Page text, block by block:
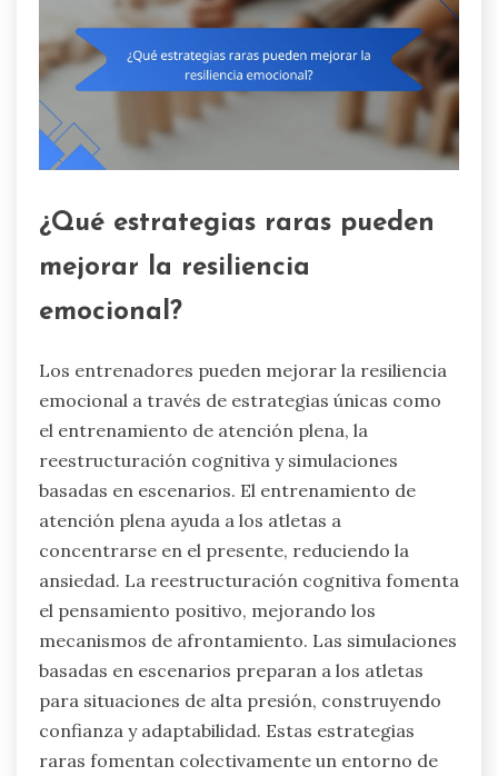
¿Qué estrategias raras pueden
mejorar la resiliencia
emocional?
Los entrenadores pueden mejorar la resiliencia
emocional a través de estrategias únicas como
el entrenamiento de atención plena, la
reestructuración cognitiva y simulaciones
basadas en escenarios. El entrenamiento de
atención plena ayuda a los atletas a
concentrarse en el presente, reduciendo la
ansiedad. La reestructuración cognitiva fomenta
el pensamiento positivo, mejorando los
mecanismos de afrontamiento. Las simulaciones
basadas en escenarios preparan a los atletas
para situaciones de alta presión, construyendo
confianza y adaptabilidad. Estas estrategias
raras fomentan colectivamente un entorno de